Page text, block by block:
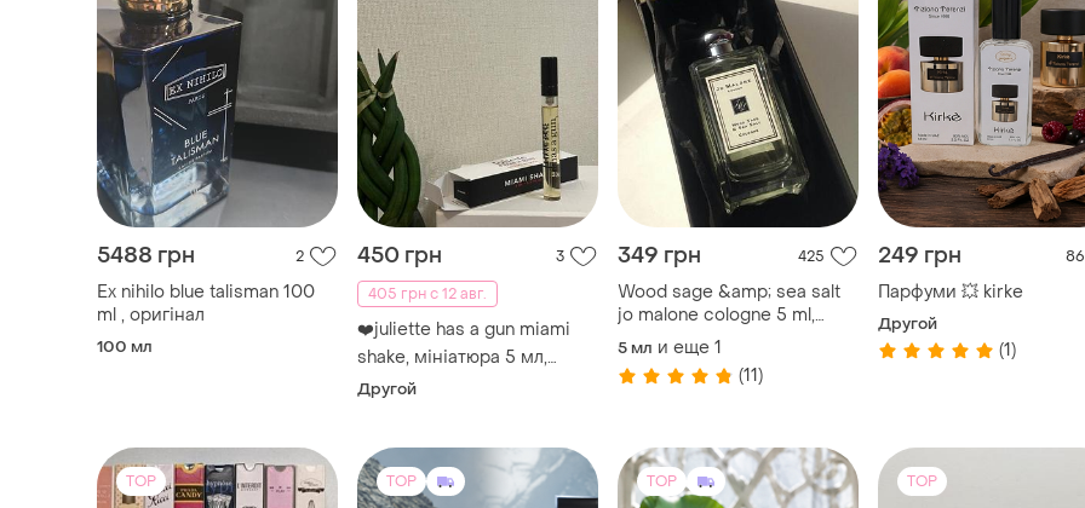
5488 грн 2
Ex nihilo blue talisman 100
ml , оригінал
100 мл
450 грн
3
405 грн с 12 авг.
❤️juliette has a gun miami
shake, мініатюра 5 мл,
оригінал
Другой
349 грн 425
Wood sage &amp; sea salt
jo malone cologne 5 ml,
парфюмированная вода,
5 мл и еще 1
(11)
249 грн 86
Парфуми 💥 kirke
Другой
(1)
TOP TOP TOP TOP